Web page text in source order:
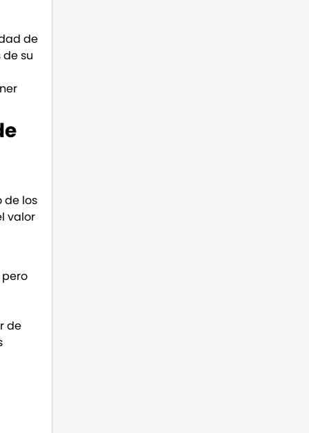
de
su
de los
valor
de